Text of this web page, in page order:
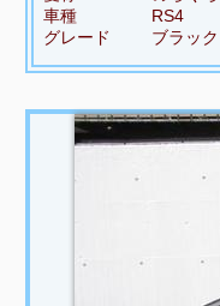
車種
RS4
グレード
ブラッ